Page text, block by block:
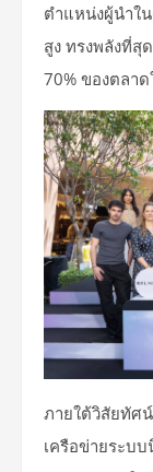
ตำแหน่งผู้นำใ
สูง ทรงพลังที่สุ
70% ของตลา
ภายใต้วิสัยทัศ
เครือข่ายระบ